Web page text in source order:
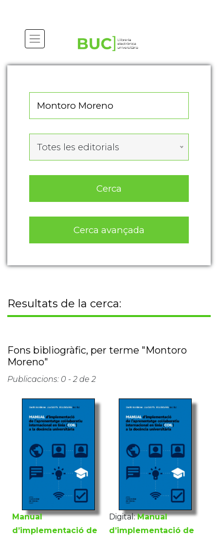
Totes les editorials
Cerca
Cerca avançada
Resultats de la cerca:
Fons bibliogràfic, per terme "Montoro
Moreno"
Publicacions: 0 - 2 de 2
Manual
d’implementació de
Digital: Manual
d’implementació de